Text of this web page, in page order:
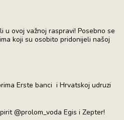
u ovoj važnoj raspravi! Posebno se
koji su osobito pridonijeli našoj
Erste banci i Hrvatskoj udruzi
@prolom_voda Egis i Zepter!